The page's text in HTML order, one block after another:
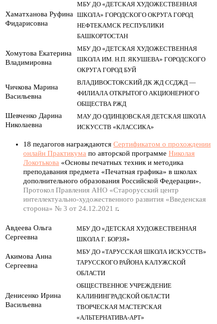
Хаматханова Руфина
Фидарисовна
МБУ ДО «ДЕТСКАЯ ХУДОЖЕСТВЕННАЯ
ШКОЛА» ГОРОДСКОГО ОКРУГА ГОРОД
НЕФТЕКАМСК РЕСПУБЛИКИ
БАШКОРТОСТАН
Хомутова Екатерина
Владимировна
МБУ ДО «ДЕТСКАЯ ХУДОЖЕСТВЕННАЯ
ШКОЛА ИМ. Н.П. ЯКУШЕВА» ГОРОДСКОГО
ОКРУГА ГОРОД БУЙ
Чичкова Марина
Васильевна
ВЛАДИВОСТОКСКИЙ ДК ЖД ССДЖД —
ФИЛИАЛА ОТКРЫТОГО АКЦИОНЕРНОГО
ОБЩЕСТВА РЖД
Шевченко Дарина
Николаевна
МАУ ДО ОДИНЦОВСКАЯ ДЕТСКАЯ ШКОЛА
ИСКУССТВ «КЛАССИКА»
18 педагогов награждаются Сертификатом о прохождении
онлайн Практикума по авторской программе Николая
Локотькова «Основы печатных техник и методика
преподавания предмета «Печатная графика» в школах
дополнительного образования Российской Федерации».
Протокол Правления АНО «Старорусский центр
интеллектуально-художественного развития «Введенская
сторона» № 3 от 24.12.2021 г.
Авдеева Ольга
Сергеевна
МБУ ДО «ДЕТСКАЯ ХУДОЖЕСТВЕННАЯ
ШКОЛА Г. БОРЗЯ»
Акимова Анна
Сергеевна
МБУ ДО «ТАРУССКАЯ ШКОЛА ИСКУССТВ»
ТАРУССКОГО РАЙОНА КАЛУЖСКОЙ
ОБЛАСТИ
Денисенко Ирина
Васильевна
ОБЩЕСТВЕННОЕ УЧРЕЖДЕНИЕ
КАЛИНИНГРАДСКОЙ ОБЛАСТИ
ТВОРЧЕСКАЯ МАСТЕРСКАЯ
«АЛЬТЕРНАТИВА-АРТ»